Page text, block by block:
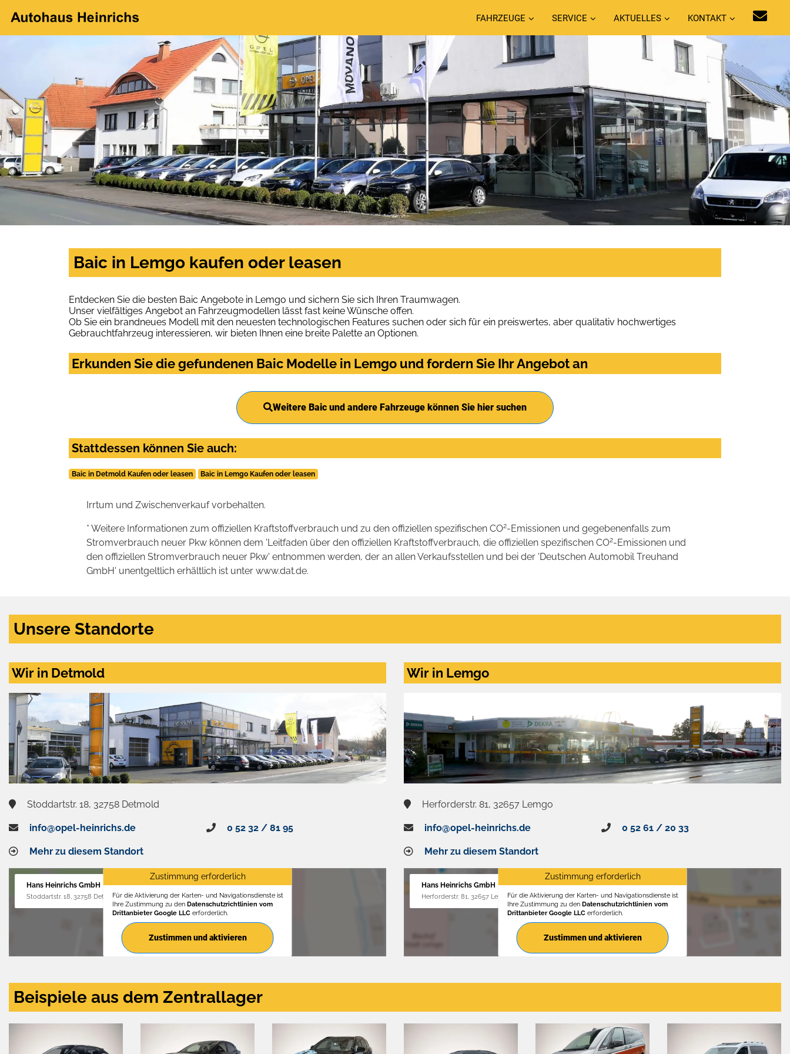
FAHRZEUGE SERVICE AKTUELLES KONTAKT
Baic in Lemgo kaufen oder leasen
Entdecken Sie die besten Baic Angebote in Lemgo und sichern Sie sich Ihren Traumwagen.
Unser vielfältiges Angebot an Fahrzeugmodellen lässt fast keine Wünsche offen.
Ob Sie ein brandneues Modell mit den neuesten technologischen Features suchen oder sich für ein preiswertes, aber qualitativ hochwertiges
Gebrauchtfahrzeug interessieren, wir bieten Ihnen eine breite Palette an Optionen.
Erkunden Sie die gefundenen Baic Modelle in Lemgo und fordern Sie Ihr Angebot an
Weitere Baic und andere Fahrzeuge können Sie hier suchen
Stattdessen können Sie auch:
Baic in Detmold Kaufen oder leasen Baic in Lemgo Kaufen oder leasen
Irrtum und Zwischenverkauf vorbehalten.
* Weitere Informationen zum offiziellen Kraftstoffverbrauch und zu den offiziellen spezifischen CO2-Emissionen und gegebenenfalls zum
Stromverbrauch neuer Pkw können dem 'Leitfaden über den offiziellen Kraftstoffverbrauch, die offiziellen spezifischen CO2-Emissionen und
den offiziellen Stromverbrauch neuer Pkw' entnommen werden, der an allen Verkaufsstellen und bei der 'Deutschen Automobil Treuhand
GmbH' unentgeltlich erhältlich ist unter www.dat.de.
Unsere Standorte
Wir in Detmold
Stoddartstr. 18, 32758 Detmold
info@opel-heinrichs.de 0 52 32 / 81 95
Mehr zu diesem Standort
Hans Heinrichs GmbH
Stoddartstr. 18, 32758 Detmold
Zustimmung erforderlich
Für die Aktivierung der Karten- und Navigationsdienste ist
Ihre Zustimmung zu den Datenschutzrichtlinien vom
Drittanbieter Google LLCerforderlich.
Zustimmen und aktivieren
Wir in Lemgo
Herforderstr. 81, 32657 Lemgo
info@opel-heinrichs.de 0 52 61 / 20 33
Mehr zu diesem Standort
Hans Heinrichs GmbH
Herforderstr. 81, 32657 Lemgo
Zustimmung erforderlich
Für die Aktivierung der Karten- und Navigationsdienste ist
Ihre Zustimmung zu den Datenschutzrichtlinien vom
Drittanbieter Google LLCerforderlich.
Zustimmen und aktivieren
Beispiele aus dem Zentrallager